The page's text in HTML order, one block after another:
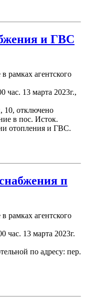
и ГВС
агентского
час. 13 марта 2023г.,
10, отключено
в пос. Исток.
отопления и ГВС.
п
агентского
час. 13 марта 2023г.
по адресу: пер.